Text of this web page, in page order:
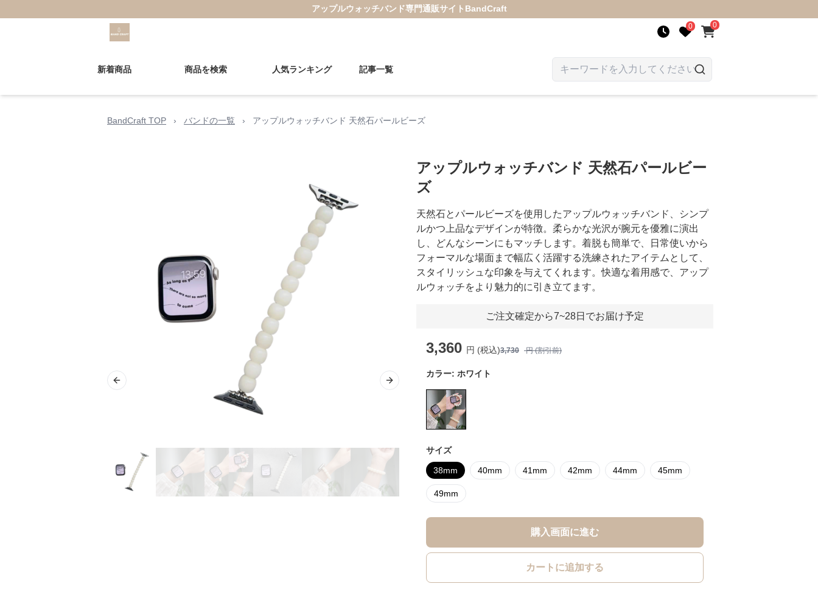
アップルウォッチバンド専門通販サイト BandCraft
0 0
新着商品 商品を検索 人気ランキング 記事一覧
BandCraft TOP › バンドの一覧 › アップルウォッチバンド 天然石パールビーズ
Previous slide Next slide
アップルウォッチバンド 天然石パールビー
ズ
天然石とパールビーズを使用したアップルウォッチバンド、シンプ
ルかつ上品なデザインが特徴。柔らかな光沢が腕元を優雅に演出
し、どんなシーンにもマッチします。着脱も簡単で、日常使いから
フォーマルな場面まで幅広く活躍する洗練されたアイテムとして、
スタイリッシュな印象を与えてくれます。快適な着用感で、アップ
ルウォッチをより魅力的に引き立てます。
ご注文確定から7~28日でお届け予定
3,360 円 (税込)3,730 円 (割引前)
カラー: ホワイト
サイズ
38mm 40mm 41mm 42mm 44mm 45mm
49mm
購入画面に進む
カートに追加する